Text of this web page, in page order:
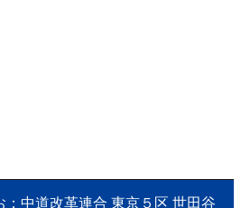
中道改革連合 東京５区 世田谷